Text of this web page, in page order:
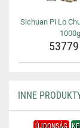
Sichuan Pi Lo
1000g
INNE
ÚJDONSÁG